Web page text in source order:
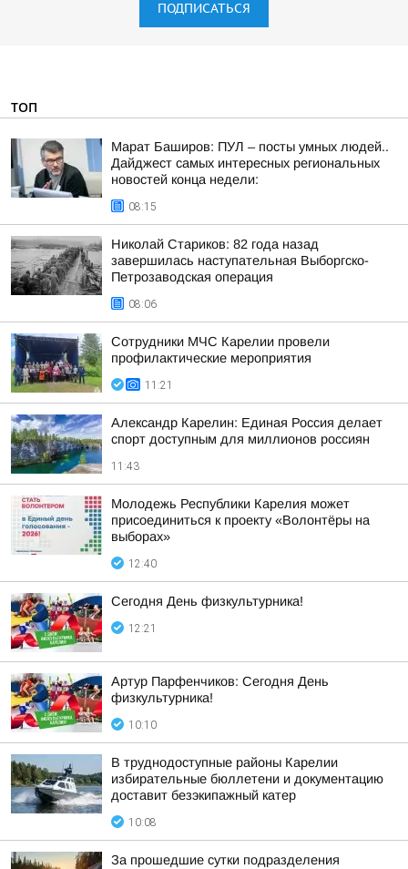
ПОДПИСАТЬСЯ
ТОП
Марат Баширов: ПУЛ – посты умных людей..
Дайджест самых интересных региональных
новостей конца недели:
08:15
Николай Стариков: 82 года назад
завершилась наступательная Выборгско-
Петрозаводская операция
08:06
Сотрудники МЧС Карелии провели
профилактические мероприятия
11:21
Александр Карелин: Единая Россия делает
спорт доступным для миллионов россиян
11:43
Молодежь Республики Карелия может
присоединиться к проекту «Волонтёры на
выборах»
12:40
Сегодня День физкультурника!
12:21
Артур Парфенчиков: Сегодня День
физкультурника!
10:10
В труднодоступные районы Карелии
избирательные бюллетени и документацию
доставит безэкипажный катер
10:08
За прошедшие сутки подразделения